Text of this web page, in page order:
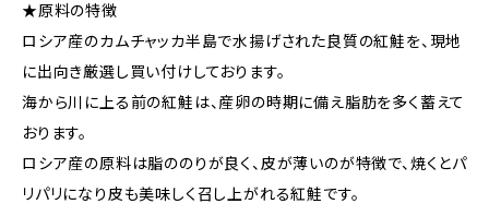
★原料の特徴
ロシア産のカムチャッカ半島で水揚げされた良質の紅鮭を、現地
に出向き厳選し買い付けしております。
海から川に上る前の紅鮭は、産卵の時期に備え脂肪を多く蓄えて
おります。
ロシア産の原料は脂ののりが良く、皮が薄いのが特徴で、焼くとパ
リパリになり皮も美味しく召し上がれる紅鮭です。